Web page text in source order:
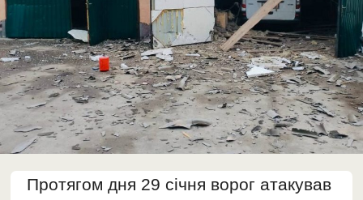
Протягом дня 29 січня ворог атакував